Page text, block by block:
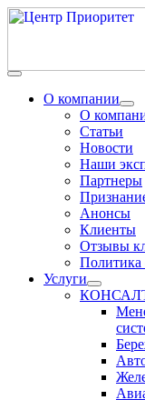
О компании
О
Статьи
Новости
Наши
Партнеры
Анонсы
Клиенты
Отзывы
Политика
Услуги